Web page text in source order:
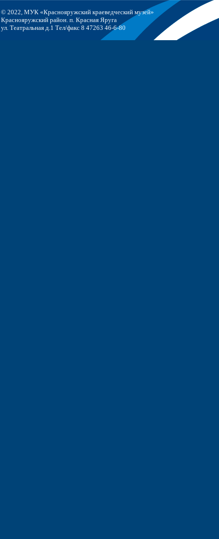
© 2022, МУК «Краснояружский краеведческий музей»
Краснояружский район. п. Красная Яруга
ул. Театральная д.1 Тел/факс 8 47263 46-6-80